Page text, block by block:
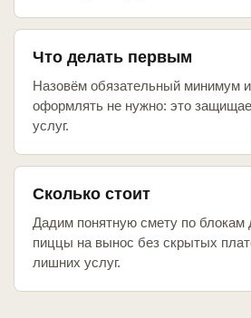
Что делать первым
Назовём обязательный минимум
оформлять не нужно: это
услуг.
Сколько стоит
Дадим понятную смету по блокам
пиццы на вынос без скрытых
лишних услуг.